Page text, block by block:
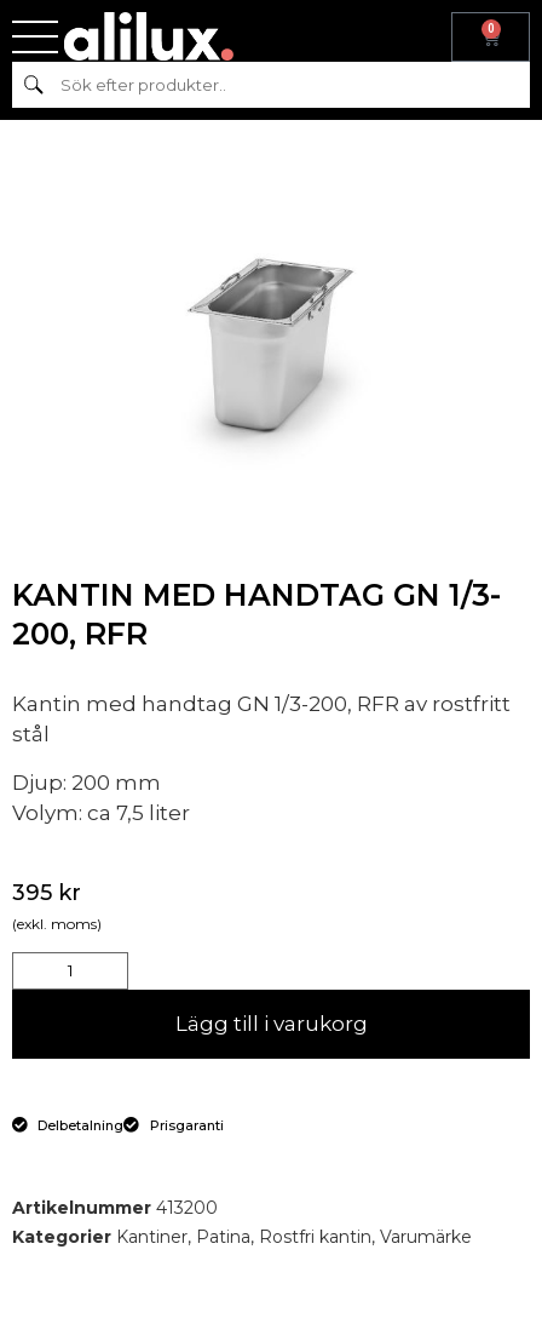
0
Sök
Hem
RFR
KANTIN MED HANDTAG GN 1/3-
200, RFR
Kantin med handtag GN 1/3-200, RFR av rostfritt
stål
Djup: 200 mm
Volym: ca 7,5 liter
395 kr
(exkl. moms)
Lägg till i varukorg
Delbetalning Prisgaranti
Artikelnummer 413200
Kategorier Kantiner, Patina, Rostfri kantin, Varumärke